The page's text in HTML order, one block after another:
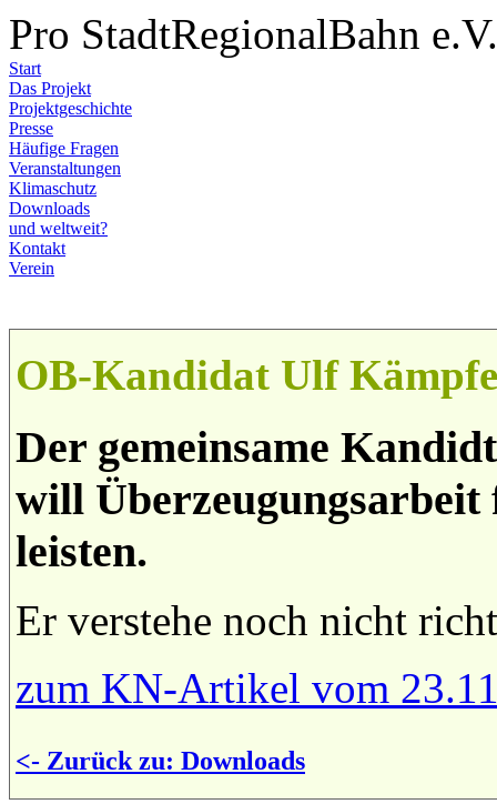
Pro StadtRegionalBahn e.V.
Start
Das Projekt
Projektgeschichte
Presse
Häufige Fragen
Veranstaltungen
Klimaschutz
Downloads
und weltweit?
Kontakt
Verein
OB-Kandidat Ulf
Der gemeinsame
will
leisten.
Er verstehe noch nicht
zum KN-Artikel vom
<- Zurück zu: Downloads